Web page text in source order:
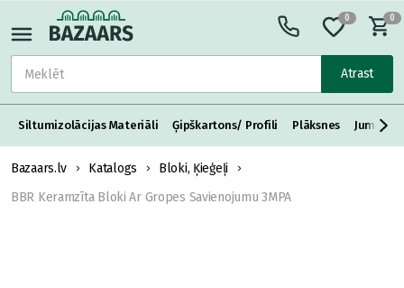
Atrast
0 0
Siltumizolācijas Materiāli Ģipškartons/ Profili Plāksnes Jumta
Bazaars.lv Katalogs
Bloki, Ķieģeļi
BBR Keramzīta Bloki Ar Gropes Savienojumu 3MPA